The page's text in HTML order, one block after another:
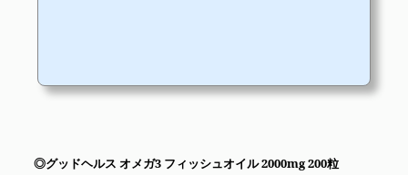
◎グッドヘルス オメガ3 フィッシュオイル 2000mg 200粒